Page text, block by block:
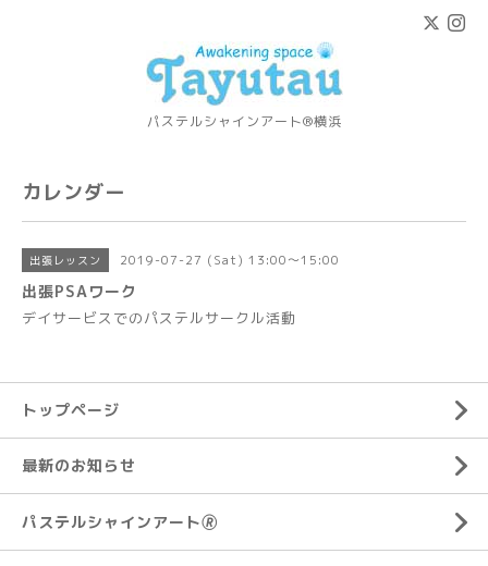
パステルシャインアート®横浜
カレンダー
出張レッスン 2019-07-27 (Sat) 13:00～15:00
出張PSAワーク
デイサービスでのパステルサークル活動
トップページ
最新のお知らせ
パステルシャインアート🄬